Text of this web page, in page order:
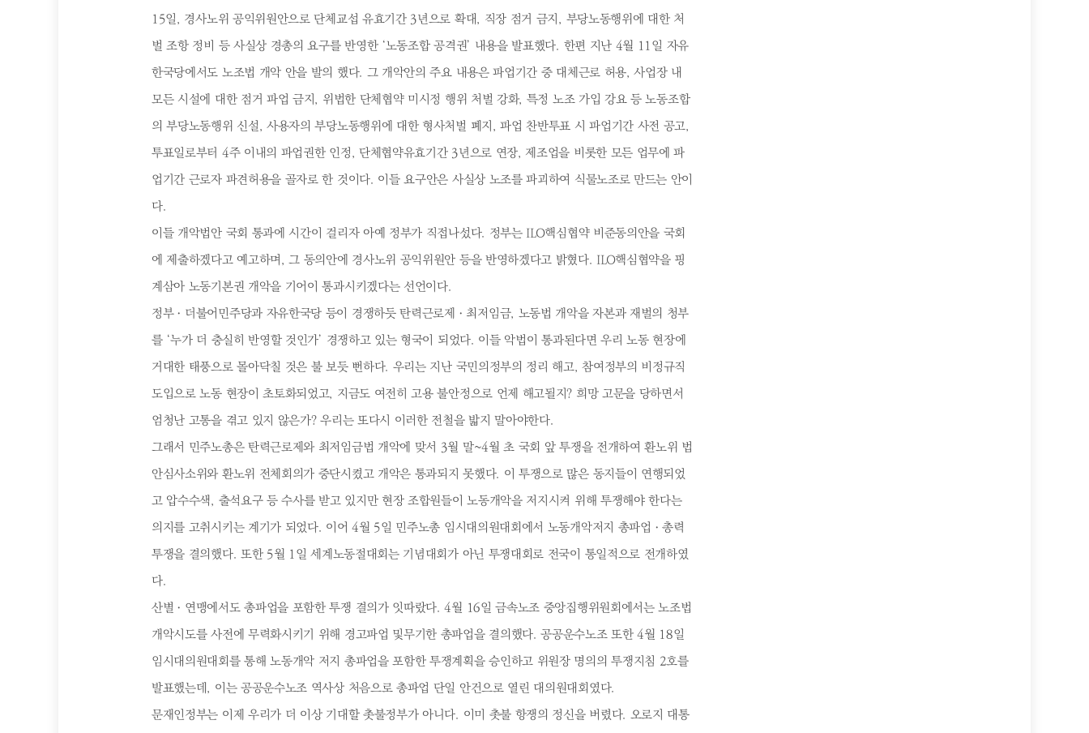
15일, 경사노위 공익위원안으로 단체교섭 유효기간 3년으로 확대, 직장 점거 금지, 부당노동행위에 대한 처
벌 조항 정비 등 사실상 경총의 요구를 반영한 ‘노동조합 공격권’ 내용을 발표했다. 한편 지난 4월 11일 자유
한국당에서도 노조법 개악 안을 발의 했다. 그 개악안의 주요 내용은 파업기간 중 대체근로 허용, 사업장 내
모든 시설에 대한 점거 파업 금지, 위법한 단체협약 미시정 행위 처벌 강화, 특정 노조 가입 강요 등 노동조합
의 부당노동행위 신설, 사용자의 부당노동행위에 대한 형사처벌 폐지, 파업 찬반투표 시 파업기간 사전 공고,
투표일로부터 4주 이내의 파업권한 인정, 단체협약유효기간 3년으로 연장, 제조업을 비롯한 모든 업무에 파
업기간 근로자 파견허용을 골자로 한 것이다. 이들 요구안은 사실상 노조를 파괴하여 식물노조로 만드는 안이
다.
이들 개악법안 국회 통과에 시간이 걸리자 아예 정부가 직접나섰다. 정부는 ILO핵심협약 비준동의안을 국회
에 제출하겠다고 예고하며, 그 동의안에 경사노위 공익위원안 등을 반영하겠다고 밝혔다. ILO핵심협약을 핑
계삼아 노동기본권 개악을 기어이 통과시키겠다는 선언이다.
정부ㆍ더불어민주당과 자유한국당 등이 경쟁하듯 탄력근로제ㆍ최저임금, 노동법 개악을 자본과 재벌의 청부
를 ‘누가 더 충실히 반영할 것인가’ 경쟁하고 있는 형국이 되었다. 이들 악법이 통과된다면 우리 노동 현장에
거대한 태풍으로 몰아닥칠 것은 불 보듯 뻔하다. 우리는 지난 국민의정부의 정리 해고, 참여정부의 비정규직
도입으로 노동 현장이 초토화되었고, 지금도 여전히 고용 불안정으로 언제 해고될지? 희망 고문을 당하면서
엄청난 고통을 겪고 있지 않은가? 우리는 또다시 이러한 전철을 밟지 말아야한다.
그래서 민주노총은 탄력근로제와 최저임금법 개악에 맞서 3월 말~4월 초 국회 앞 투쟁을 전개하여 환노위 법
안심사소위와 환노위 전체회의가 중단시켰고 개악은 통과되지 못했다. 이 투쟁으로 많은 동지들이 연행되었
고 압수수색, 출석요구 등 수사를 받고 있지만 현장 조합원들이 노동개악을 저지시켜 위해 투쟁해야 한다는
의지를 고취시키는 계기가 되었다. 이어 4월 5일 민주노총 임시대의원대회에서 노동개악저지 총파업ㆍ총력
투쟁을 결의했다. 또한 5월 1일 세계노동절대회는 기념대회가 아닌 투쟁대회로 전국이 통일적으로 전개하였
다.
산별ㆍ연맹에서도 총파업을 포함한 투쟁 결의가 잇따랐다. 4월 16일 금속노조 중앙집행위원회에서는 노조법
개악시도를 사전에 무력화시키기 위해 경고파업 및무기한 총파업을 결의했다. 공공운수노조 또한 4월 18일
임시대의원대회를 통해 노동개악 저지 총파업을 포함한 투쟁계획을 승인하고 위원장 명의의 투쟁지침 2호를
발표했는데, 이는 공공운수노조 역사상 처음으로 총파업 단일 안건으로 열린 대의원대회였다.
문재인정부는 이제 우리가 더 이상 기대할 촛불정부가 아니다. 이미 촛불 항쟁의 정신을 버렸다. 오로지 대통